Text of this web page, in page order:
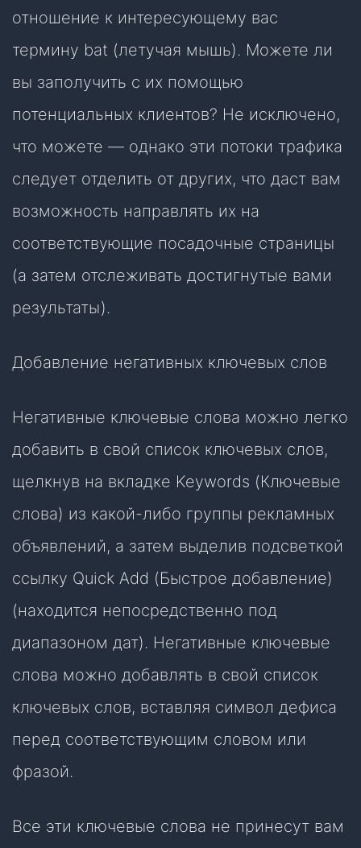
отношение к интересующему вас
термину bat (летучая мышь). Можете ли
вы заполучить с их помощью
потенциальных клиентов? Не исключено,
что можете — однако эти потоки трафика
следует отделить от других, что даст вам
возможность направлять их на
соответствующие посадочные страницы
(а затем отслеживать достигнутые вами
результаты).
Добавление негативных ключевых слов
Негативные ключевые слова можно легко
добавить в свой список ключевых слов,
щелкнув на вкладке Keywords (Ключевые
слова) из какой-либо группы рекламных
объявлений, а затем выделив подсветкой
ссылку Quick Add (Быстрое добавление)
(находится непосредственно под
диапазоном дат). Негативные ключевые
слова можно добавлять в свой список
ключевых слов, вставляя символ дефиса
перед соответствующим словом или
фразой.
Все эти ключевые слова не принесут вам